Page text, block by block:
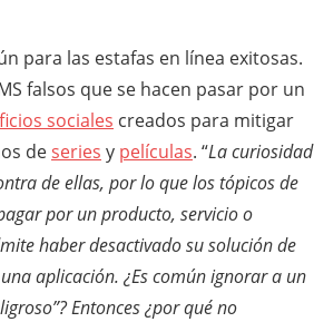
para las estafas en línea exitosas.
falsos que se hacen pasar por un
sociales creados para mitigar
deseries y películas. “La curiosidad
de ellas, por lo que los tópicos de
por un producto, servicio o
haber desactivado su solución de
aplicación. ¿Es común ignorar a un
Entonces ¿por qué no